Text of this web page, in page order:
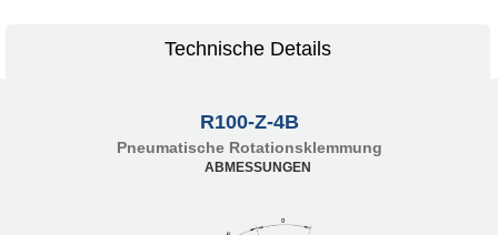
Technische Details
R100-Z-4B
Pneumatische Rotationsklemmung
ABMESSUNGEN